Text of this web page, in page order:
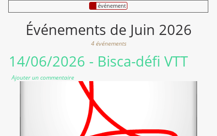
événement
Événements de Juin 2026
4 événements
14/06/2026 - Bisca-défi VTT
Ajouter un commentaire